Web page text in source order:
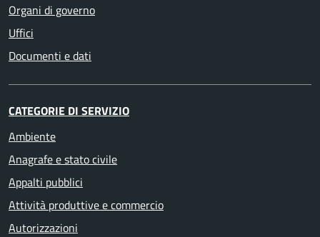
Organi di governo
Uffici
Documenti e dati
CATEGORIE DI SERVIZIO
Ambiente
Anagrafe e stato civile
Appalti pubblici
Attività produttive e commercio
Autorizzazioni